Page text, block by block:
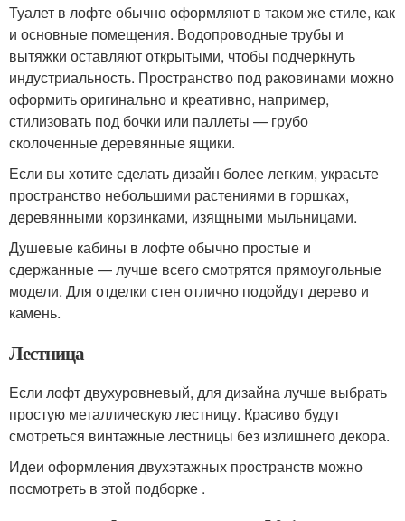
Туалет в лофте обычно оформляют в таком же стиле, как
и основные помещения. Водопроводные трубы и
вытяжки оставляют открытыми, чтобы подчеркнуть
индустриальность. Пространство под раковинами можно
оформить оригинально и креативно, например,
стилизовать под бочки или паллеты — грубо
сколоченные деревянные ящики.
Если вы хотите сделать дизайн более легким, украсьте
пространство небольшими растениями в горшках,
деревянными корзинками, изящными мыльницами.
Душевые кабины в лофте обычно простые и
сдержанные — лучше всего смотрятся прямоугольные
модели. Для отделки стен отлично подойдут дерево и
камень.
Лестница
Если лофт двухуровневый, для дизайна лучше выбрать
простую металлическую лестницу. Красиво будут
смотреться винтажные лестницы без излишнего декора.
Идеи оформления двухэтажных пространств можно
посмотреть в этой подборке .